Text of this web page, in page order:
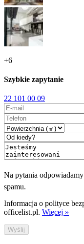
+6
Szybkie zapytanie
22 101 00 09
Na pytania odpowiadamy
spamu.
Informacja o polityce
officelist.pl. Więcej »
Wyślij